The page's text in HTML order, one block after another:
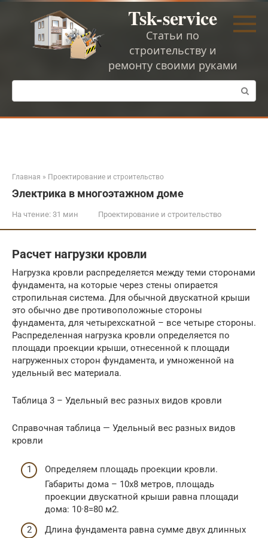
Перейти
Tsk-service
Статьи по
строительству и
ремонту своими руками
Поиск:
Главная » Проектирование и строительство
Электрика в многоэтажном доме
На чтение: 31 мин Проектирование и строительство
Расчет нагрузки кровли
Нагрузка кровли распределяется между теми сторонами
фундамента, на которые через стены опирается
стропильная система. Для обычной двускатной крыши
это обычно две противоположные стороны
фундамента, для четырехскатной – все четыре стороны.
Распределенная нагрузка кровли определяется по
площади проекции крыши, отнесенной к площади
нагруженных сторон фундамента, и умноженной на
удельный вес материала.
Таблица 3 – Удельный вес разных видов кровли
Справочная таблица — Удельный вес разных видов
кровли
Определяем площадь проекции кровли.
Габариты дома – 10х8 метров, площадь
проекции двускатной крыши равна площади
дома: 10·8=80 м2.
Длина фундамента равна сумме двух длинных